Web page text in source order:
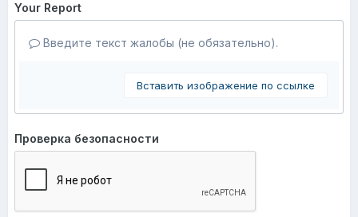
Your Report
Введите текст жалобы (не обязательно).
Вставить изображение по ссылке
Проверка безопасности